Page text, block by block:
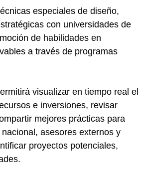
especiales de diseño,
con universidades de
de habilidades en
a través de programas
visualizar en tiempo real el
e inversiones, revisar
mejores prácticas para
asesores externos y
proyectos potenciales,